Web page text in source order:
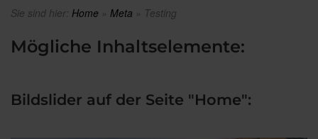
Sie sind hier: Home » Meta » Testing
Mögliche Inhaltselemente:
Bildslider auf der Seite "Home":